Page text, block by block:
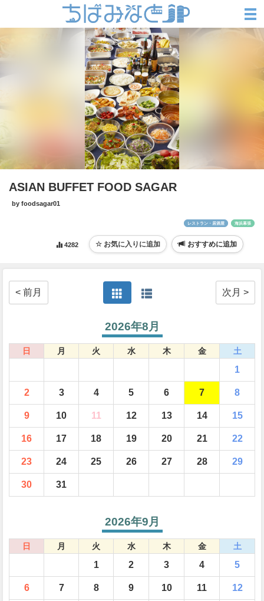
ASIAN BUFFET FOOD SAGAR
by foodsagar01
レストラン・居酒屋 海浜幕張
4282 おすすめに追加
< 前月 次月 >
2026年8月
日 月 火 水 木 金 土
1
2 3 4 5 6 7 8
9 10 11 12 13 14 15
16 17 18 19 20 21 22
23 24 25 26 27 28 29
30 31
2026年9月
日 月 火 水 木 金 土
1 2 3 4 5
6 7 8 9 10 11 12